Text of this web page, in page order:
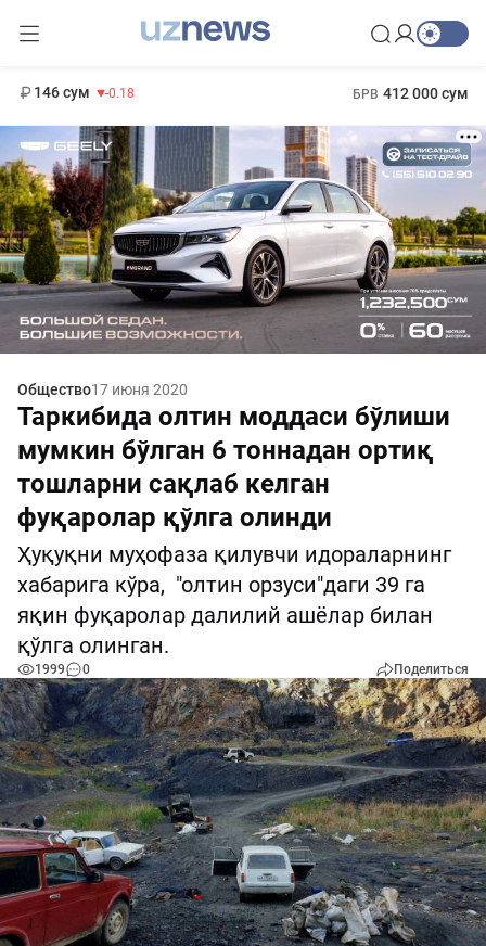
146 сум -0.18 БРВ 412 000 сум
Общество17 июня 2020
Таркибида олтин моддаси бўлиши
мумкин бўлган 6 тоннадан ортиқ
тошларни сақлаб келган
фуқаролар қўлга олинди
Ҳуқуқни муҳофаза қилувчи идораларнинг
хабарига кўра, "олтин орзуси"даги 39 га
яқин фуқаролар далилий ашёлар билан
қўлга олинган.
1999 0 Поделиться